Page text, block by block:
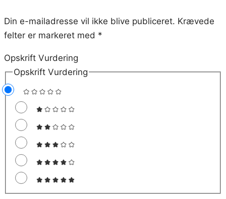
Din e-mailadresse vil ikke blive publiceret. Krævede
felter er markeret med *
Opskrift Vurdering
Opskrift Vurdering